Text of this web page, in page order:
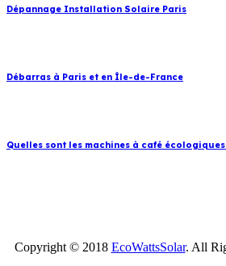
Dépannage Installation Solaire Paris
Débarras à Paris et en Île-de-France
Quelles sont les machines à café écologiques
Copyright © 2018 EcoWattsSolar. All